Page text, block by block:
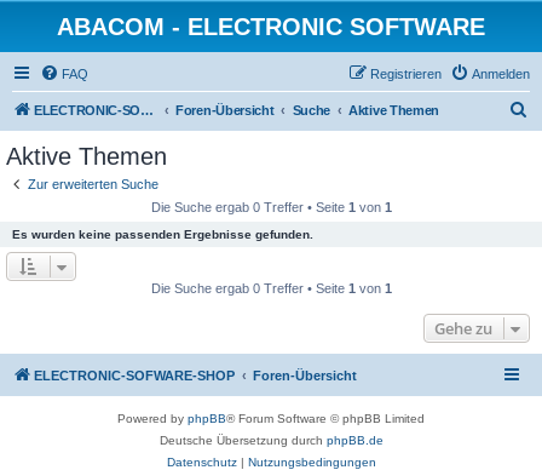
ABACOM - ELECTRONIC SOFTWARE
FAQ Anmelden
Registrieren
ELECTRONIC-SOFWARE-SHOP Foren-Übersicht Suche Aktive Themen
Aktive Themen
Zur erweiterten Suche
Die Suche ergab 0 Treffer • Seite 1 von 1
Es wurden keine passenden Ergebnisse gefunden.
Die Suche ergab 0 Treffer • Seite 1 von 1
Gehe zu
ELECTRONIC-SOFWARE-SHOP Foren-Übersicht
Powered by phpBB® Forum Software © phpBB Limited
Deutsche Übersetzung durch phpBB.de
Datenschutz| Nutzungsbedingungen